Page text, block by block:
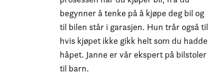
begynner å tenke på å kjøpe deg bil og
til bilen står i garasjen. Hun trår også til
hvis kjøpet ikke gikk helt som du hadde
håpet. Janne er vår ekspert på bilstoler
til barn.